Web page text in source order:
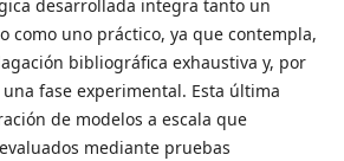
desarrollada integra tanto un
como uno práctico, ya que contempla,
bibliográfica exhaustiva y, por
fase experimental. Esta última
de modelos a escala que
mediante pruebas